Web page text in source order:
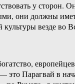
у сторон.
они должны
везде во
это Парагвай в